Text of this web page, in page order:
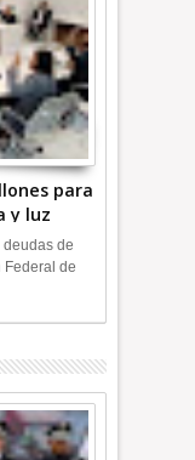
para
y luz
de
Federal de